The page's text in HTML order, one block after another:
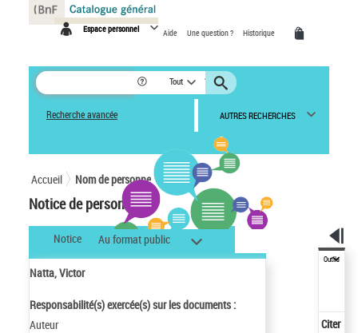
Espace personnel Aide Une question ? Historique
Tout
Recherche avancée AUTRES RECHERCHES
Accueil Nom de personne
Notice de personne
Notice Au format public
Natta, Victor
Responsabilité(s) exercée(s) sur les documents :
Auteur
Outils
Citer
Panneau de gestion des cookies